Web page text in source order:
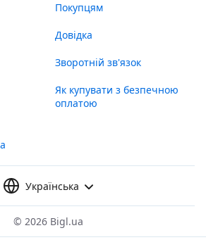
Покупцям
Довідка
Зворотній зв'язок
Як купувати з безпечною
оплатою
Українська
© 2026 Bigl.ua